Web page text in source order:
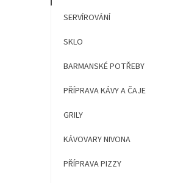
SERVÍROVÁNÍ
SKLO
BARMANSKÉ POTŘEBY
PŘÍPRAVA KÁVY A ČAJE
GRILY
KÁVOVARY NIVONA
PŘÍPRAVA PIZZY